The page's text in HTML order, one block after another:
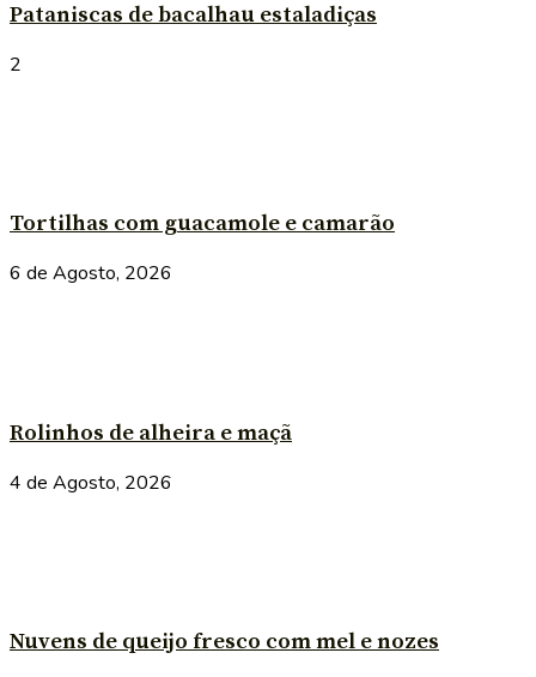
Pataniscas de bacalhau estaladiças
2
Tortilhas com guacamole e camarão
6 de Agosto, 2026
Rolinhos de alheira e maçã
4 de Agosto, 2026
Nuvens de queijo fresco com mel e nozes